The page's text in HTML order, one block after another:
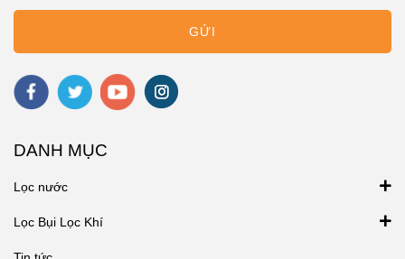
GỬI
DANH MỤC
Lọc nước
Lọc Bụi Lọc Khí